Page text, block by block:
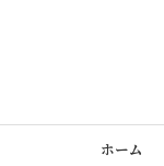
ホーム